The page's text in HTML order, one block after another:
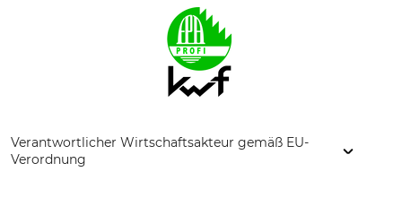
Verantwortlicher Wirtschaftsakteur gemäß EU-
Verordnung